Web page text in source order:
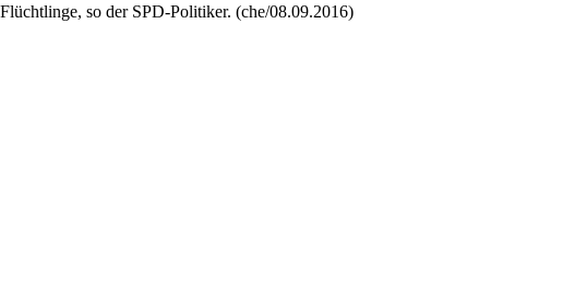
so der SPD-Politiker. (che/08.09.2016)